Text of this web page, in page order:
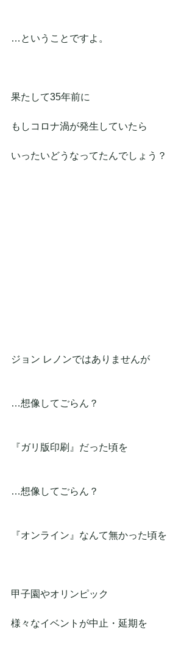
…ということですよ。
果たして35年前に
もしコロナ渦が発生していたら
いったいどうなってたんでしょう？
ジョン レノンではありませんが
…想像してごらん？
『ガリ版印刷』だった頃を
…想像してごらん？
『オンライン』なんて無かった頃を
甲子園やオリンピック
様々なイベントが中止・延期を